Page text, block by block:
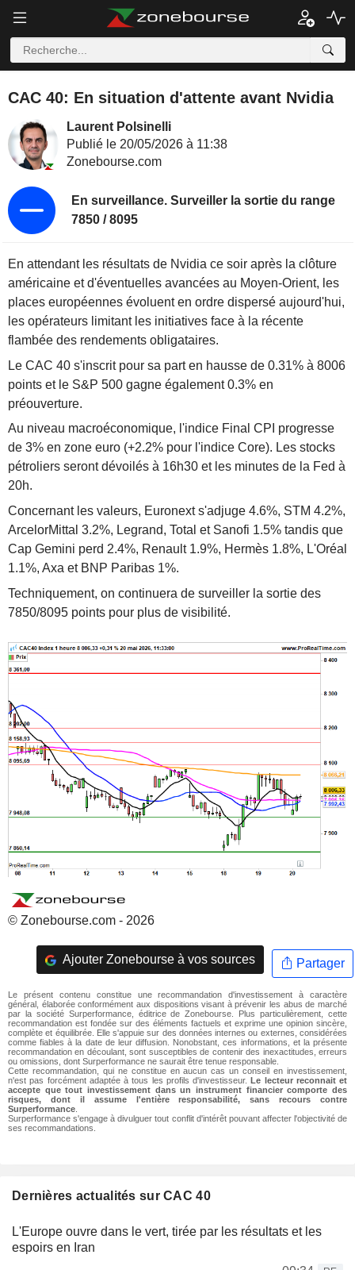
CAC 40: En situation d'attente avant Nvidia
Laurent Polsinelli
Publié le 20/05/2026 à 11:38
Zonebourse.com
En surveillance. Surveiller la sortie du range
7850 / 8095
En attendant les résultats de Nvidia ce soir après la clôture
américaine et d'éventuelles avancées au Moyen-Orient, les
places européennes évoluent en ordre dispersé aujourd'hui,
les opérateurs limitant les initiatives face à la récente
flambée des rendements obligataires.
Le CAC 40 s'inscrit pour sa part en hausse de 0.31% à 8006
points et le S&P 500 gagne également 0.3% en
préouverture.
Au niveau macroéconomique, l'indice Final CPI progresse
de 3% en zone euro (+2.2% pour l'indice Core). Les stocks
pétroliers seront dévoilés à 16h30 et les minutes de la Fed à
20h.
Concernant les valeurs, Euronext s'adjuge 4.6%, STM 4.2%,
ArcelorMittal 3.2%, Legrand, Total et Sanofi 1.5% tandis que
Cap Gemini perd 2.4%, Renault 1.9%, Hermès 1.8%, L'Oréal
1.1%, Axa et BNP Paribas 1%.
Techniquement, on continuera de surveiller la sortie des
7850/8095 points pour plus de visibilité.
© Zonebourse.com - 2026
Ajouter Zonebourse à vos sources Partager
Le présent contenu constitue une recommandation d'investissement à caractère
général, élaborée conformément aux dispositions visant à prévenir les abus de marché
par la société Surperformance, éditrice de Zonebourse. Plus particulièrement, cette
recommandation est fondée sur des éléments factuels et exprime une opinion sincère,
complète et équilibrée. Elle s'appuie sur des données internes ou externes, considérées
comme fiables à la date de leur diffusion. Nonobstant, ces informations, et la présente
recommandation en découlant, sont susceptibles de contenir des inexactitudes, erreurs
ou omissions, dont Surperformance ne saurait être tenue responsable.
Cette recommandation, qui ne constitue en aucun cas un conseil en investissement,
n'est pas forcément adaptée à tous les profils d'investisseur.Le lecteur reconnait et
accepte que tout investissement dans un instrument financier comporte des
risques, dont il assume l'entière responsabilité, sans recours contre
Surperformance
Surperformance s'engage à divulguer tout conflit d'intérêt pouvant affecter l'objectivité de
ses recommandations.
Dernières actualités sur CAC 40
L'Europe ouvre dans le vert, tirée par les résultats et les
espoirs en Iran